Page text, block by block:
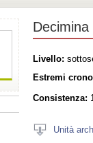
Decimina
Livello:
Estremi
Consistenza:
Unità